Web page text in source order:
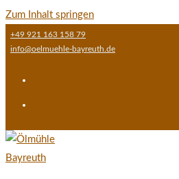
Zum Inhalt springen
+49 921 163 158 79
info@oelmuehle-bayreuth.de